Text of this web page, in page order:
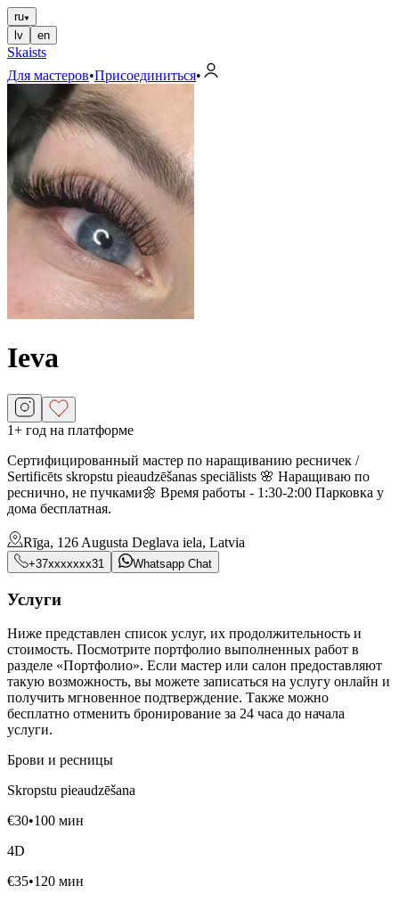
ru
lv
en
Skaists
Для мастеров•Присоединиться•
Ieva
1+ год на платформе
Сертифицированный мастер по наращиванию ресничек /
Sertificēts skropstu pieaudzēšanas speciālists 🌸 Наращиваю по
реснично, не пучками🌼 Время работы - 1:30-2:00 Парковка у
дома бесплатная.
Rīga, 126 Augusta Deglava iela, Latvia
+37xxxxxxx31 Whatsapp Chat
Услуги
Ниже представлен список услуг, их продолжительность и
стоимость. Посмотрите портфолио выполненных работ в
разделе «Портфолио». Если мастер или салон предоставляют
такую возможность, вы можете записаться на услугу онлайн и
получить мгновенное подтверждение. Также можно
бесплатно отменить бронирование за 24 часа до начала
услуги.
Брови и ресницы
Skropstu pieaudzēšana
€30•100 мин
4D
€35•120 мин